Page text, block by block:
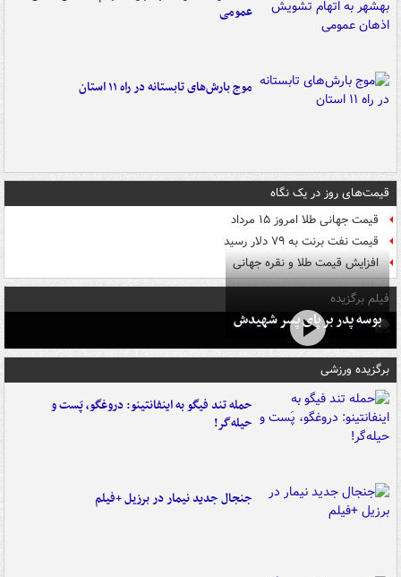
عمومی
موج بارش‌های تابستانه در راه ۱۱ استان
قیمت‌های روز در یک نگاه
قیمت جهانی طلا امروز ۱۵ مرداد
قیمت نفت برنت به ۷۹ دلار رسید
افزایش قیمت طلا و نقره جهانی
فیلم برگزیده
بوسه‌ پدر بر پای پسر شهیدش
برگزیده ورزشی
حمله تند فیگو به اینفانتینو: دروغگو، پَست‌ و
حیله‌گر!
جنجال جدید نیمار در برزیل +فیلم